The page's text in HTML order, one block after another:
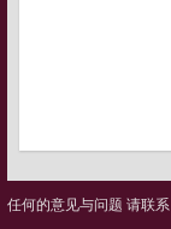
任何的意见与问题 请联系